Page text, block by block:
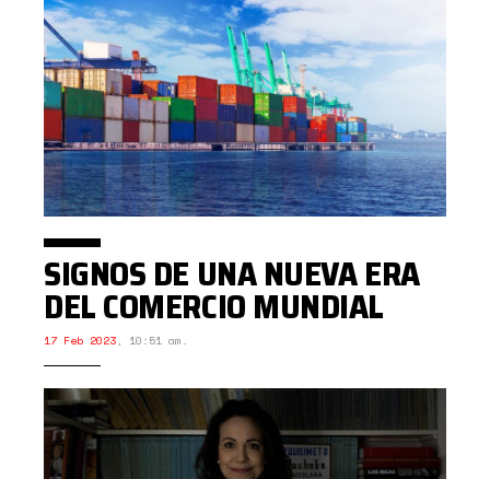
SIGNOS DE UNA NUEVA ERA
DEL COMERCIO MUNDIAL
17 Feb 2023, 10:51 am.